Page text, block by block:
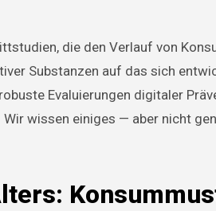
die den Verlauf von
Substanzen auf das sich
Evaluierungen digitaler
wissen einiges — aber nicht